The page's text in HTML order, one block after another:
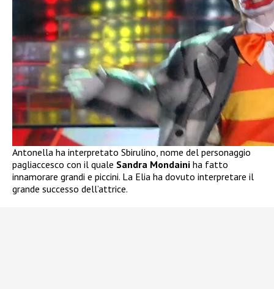
Antonella ha interpretato Sbirulino, nome del personaggio
pagliaccesco con il quale Sandra Mondaini ha fatto
innamorare grandi e piccini. La Elia ha dovuto interpretare il
grande successo dell’attrice.